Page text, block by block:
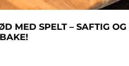
MED SPELT – SAFTIG OG